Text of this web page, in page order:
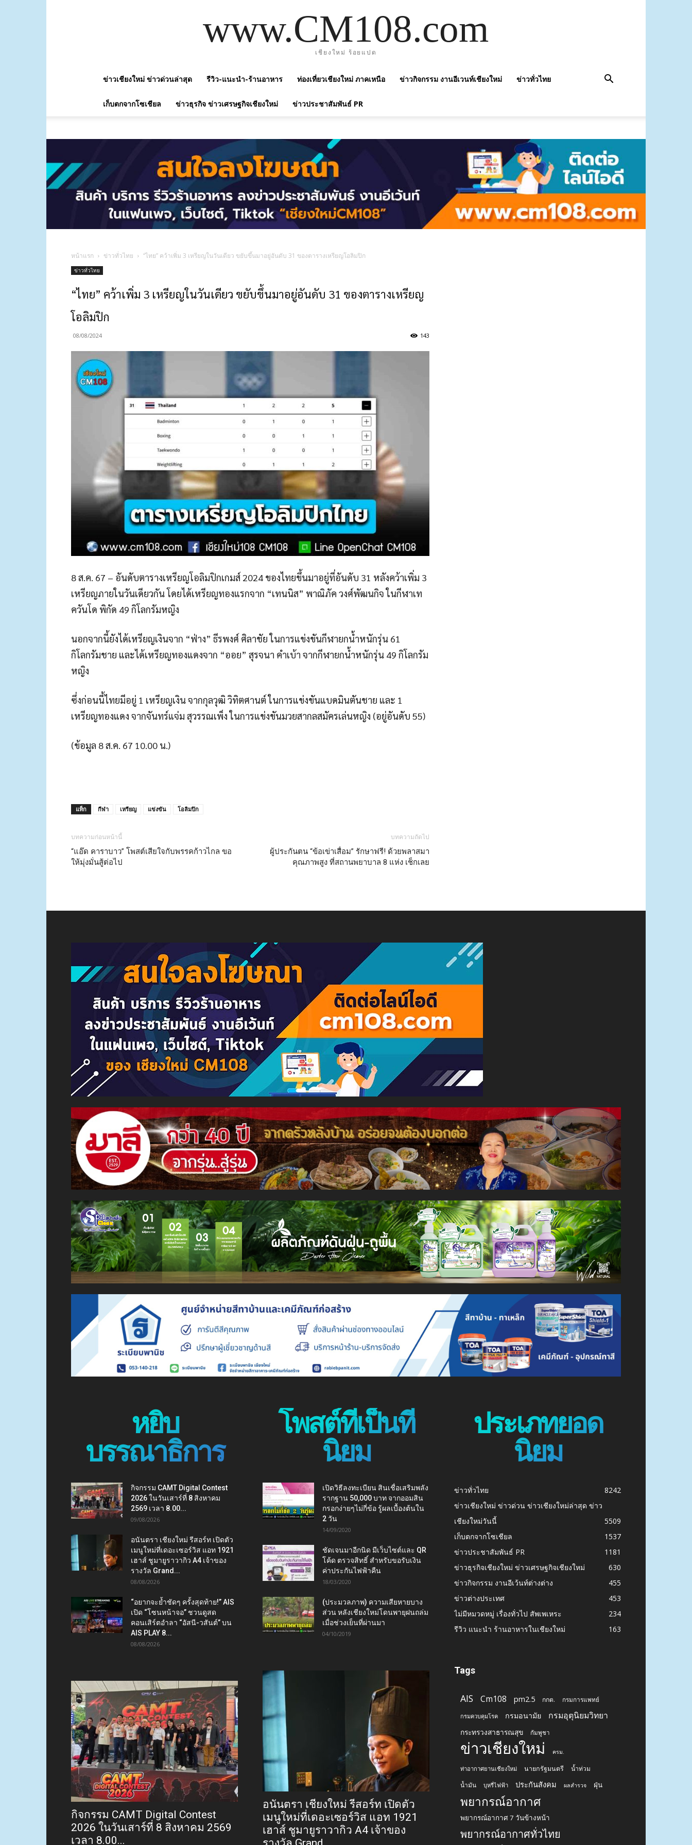
www.CM108.com
เชียงใหม่ ร้อยแปด
ข่าวเชียงใหม่ ข่าวด่วนล่าสุด รีวิว-แนะนำ-ร้านอาหาร ท่องเที่ยวเชียงใหม่ ภาคเหนือ ข่าวกิจกรรม งานอีเวนท์เชียงใหม่ ข่าวทั่วไทย
เก็บตกจากโซเชียล ข่าวธุรกิจ ข่าวเศรษฐกิจเชียงใหม่ ข่าวประชาสัมพันธ์ PR
หน้าแรก ข่าวทั่วไทย “ไทย” คว้าเพิ่ม 3 เหรียญในวันเดียว ขยับขึ้นมาอยู่อันดับ 31 ของตารางเหรียญโอลิมปิก
ข่าวทั่วไทย
“ไทย” คว้าเพิ่ม 3 เหรียญในวันเดียว ขยับขึ้นมาอยู่อันดับ 31 ของตารางเหรียญ
โอลิมปิก
08/08/2024 143
8 ส.ค. 67 – อันดับตารางเหรียญโอลิมปิกเกมส์ 2024 ของไทยขึ้นมาอยู่ที่อันดับ 31 หลังคว้าเพิ่ม 3
เหรียญภายในวันเดียวกัน โดยได้เหรียญทองแรกจาก “เทนนิส” พาณิภัค วงศ์พัฒนกิจ ในกีฬาเท
ควันโด พิกัด 49 กิโลกรัมหญิง
นอกจากนี้ยังได้เหรียญเงินจาก “ฟ่าง” ธีรพงศ์ ศิลาชัย ในการแข่งขันกีฬายกน้ำหนักรุ่น 61
กิโลกรัมชาย และได้เหรียญทองแดงจาก “ออย” สุรจนา คำเบ้า จากกีฬายกน้ำหนักรุ่น 49 กิโลกรัม
หญิง
ซึ่งก่อนนี้ไทยมีอยู่ 1 เหรียญเงิน จากกุลวุฒิ วิทิตศานต์ ในการแข่งขันแบดมินตันชาย และ 1
เหรียญทองแดง จากจันทร์แจ่ม สุวรรณเพ็ง ในการแข่งขันมวยสากลสมัครเล่นหญิง (อยู่อันดับ 55)
(ข้อมูล 8 ส.ค. 67 10.00 น.)
แท็ก กีฬา เหรียญ แข่งขัน โอลิมปิก
บทความก่อนหน้านี้
“แอ๊ด คาราบาว” โพสต์เสียใจกับพรรคก้าวไกล ขอ
ให้มุ่งมั่นสู้ต่อไป
บทความถัดไป
ผู้ประกันตน “ข้อเข่าเสื่อม” รักษาฟรี! ด้วยพลาสมา
คุณภาพสูง ที่สถานพยาบาล 8 แห่ง เช็กเลย
หยิบ
บรรณาธิการ
กิจกรรม CAMT Digital Contest
2026 ในวันเสาร์ที่ 8 สิงหาคม
2569 เวลา 8.00...
09/08/2026
อนันตรา เชียงใหม่ รีสอร์ท เปิดตัว
เมนูใหม่ที่เดอะเซอร์วิส แอท 1921
เฮาส์ ชูมายูราวากิว A4 เจ้าของ
รางวัล Grand...
08/08/2026
“อยากจะย้ำชัดๆ ครั้งสุดท้าย!” AIS
เปิด “โซนหน้าจอ” ชวนดูสด
คอนเสิร์ตอำลา “อัสนี-วสันต์” บน
AIS PLAY 8...
08/08/2026
กิจกรรม CAMT Digital Contest
2026 ในวันเสาร์ที่ 8 สิงหาคม 2569
เวลา 8.00...
โพสต์ที่เป็นที่
นิยม
เปิดวิธีลงทะเบียน สินเชื่อเสริมพลัง
รากฐาน 50,000 บาท จากออมสิน
กรอกง่ายๆไม่กี่ข้อ รู้ผลเบื้องต้นใน
2 วัน
14/09/2020
ชัดเจนมาอีกนิด มีเว็บไซต์และ QR
โค้ด ตรวจสิทธิ์ สำหรับขอรับเงิน
ค่าประกันไฟฟ้าคืน
18/03/2020
(ประมวลภาพ) ความเสียหายบาง
ส่วน หลังเชียงใหม่โดนพายุฝนถล่ม
เมื่อช่วงเย็นที่ผ่านมา
04/10/2019
อนันตรา เชียงใหม่ รีสอร์ท เปิดตัว
เมนูใหม่ที่เดอะเซอร์วิส แอท 1921
เฮาส์ ชูมายูราวากิว A4 เจ้าของ
ประเภทยอด
นิยม
ข่าวทั่วไทย
8242
ข่าวเชียงใหม่ ข่าวด่วน ข่าวเชียงใหม่ล่าสุด ข่าว
เชียงใหม่วันนี้
5509
เก็บตกจากโซเชียล
1537
ข่าวประชาสัมพันธ์ PR
1181
ข่าวธุรกิจเชียงใหม่ ข่าวเศรษฐกิจเชียงใหม่
630
ข่าวกิจกรรม งานอีเว้นท์ต่างต่าง
455
ข่าวต่างประเทศ
453
ไม่มีหมวดหมู่ เรื่องทั่วไป สัพเพเหระ
234
รีวิว แนะนำ ร้านอาหารในเชียงใหม่
163
Tags
AIS Cm108 pm2.5 กกต. กรมการแพทย์
กรมควบคุมโรค กรมอนามัย กรมอุตุนิยมวิทยา
กระทรวงสาธารณสุข กัมพูชา
ข่าวเชียงใหม่ ครม.
ท่าอากาศยานเชียงใหม่ นายกรัฐมนตรี น้ำท่วม
น้ำมัน บุหรี่ไฟฟ้า ประกันสังคม ผลสำรวจ ฝุ่น
พยากรณ์อากาศ
พยากรณ์อากาศ 7 วันข้างหน้า
พยากรณ์อากาศทั่วไทย